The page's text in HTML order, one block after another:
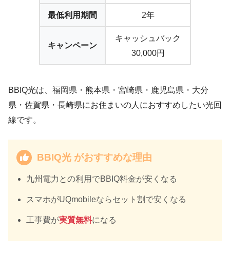
最低利用期間 2年
キャンペーン
キャッシュバック
30,000円
BBIQ光は、福岡県・熊本県・宮崎県・鹿児島県・大分
県・佐賀県・長崎県にお住まいの人におすすめしたい光回
線です。
BBIQ光 がおすすめな理由
九州電力との利用でBBIQ料金が安くなる
スマホがUQmobileならセット割で安くなる
工事費が実質無料になる